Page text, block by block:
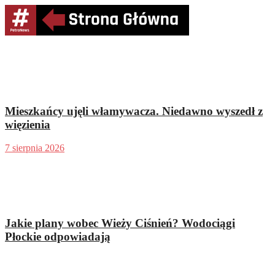
Mieszkańcy ujęli włamywacza. Niedawno wyszedł z
więzienia
7 sierpnia 2026
Jakie plany wobec Wieży Ciśnień? Wodociągi
Płockie odpowiadają